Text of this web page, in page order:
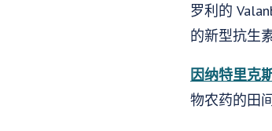
罗利的
的新型抗生
因纳特里克
物农药的田